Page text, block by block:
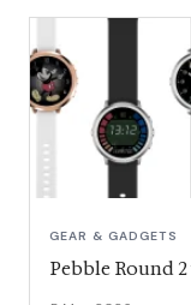
GEAR & GADGETS
Pebble Round